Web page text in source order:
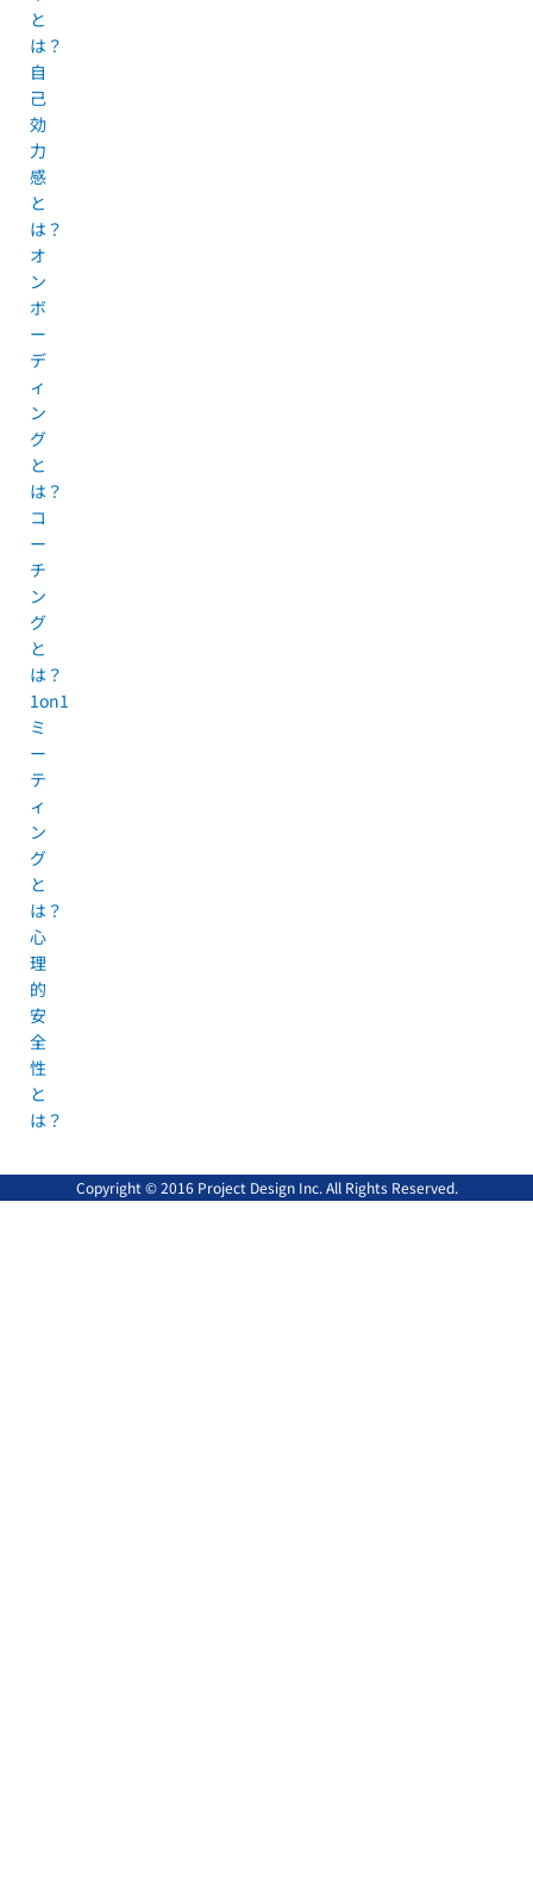
と
は？
自
己
効
力
感
と
は？
オ
ン
ボ
ー
デ
ィ
ン
グ
と
は？
コ
ー
チ
ン
グ
と
は？
1on1
ミ
ー
テ
ィ
ン
グ
と
は？
心
理
的
安
全
性
と
は？
Copyright © 2016 Project Design Inc. All Rights Reserved.